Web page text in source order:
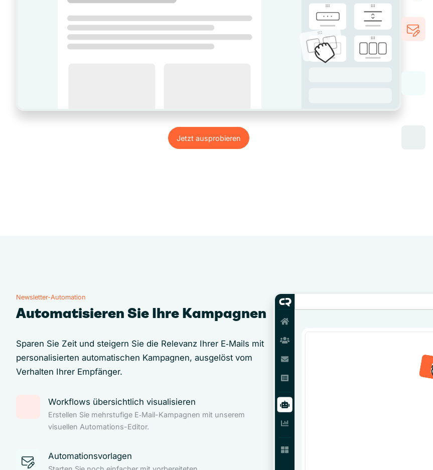
Jetzt ausprobieren
Jetzt ausprobieren
Newsletter-Automation
Automatisieren Sie Ihre Kampagnen
Sparen Sie Zeit und steigern Sie die Relevanz Ihrer E‑Mails mit
personalisierten automatischen Kampagnen, ausgelöst vom
Verhalten Ihrer Empfänger.
Workflows übersichtlich visualisieren
Erstellen Sie mehrstufige E‑Mail-Kampagnen mit unserem
visuellen Automations-Editor.
Automationsvorlagen